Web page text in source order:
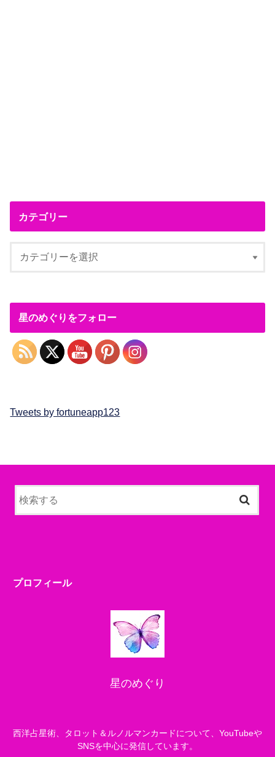
カテゴリー
星のめぐりをフォロー
Tweets by fortuneapp123
プロフィール
星のめぐり
西洋占星術、タロット＆ルノルマンカードについて、YouTubeや
SNSを中心に発信しています。